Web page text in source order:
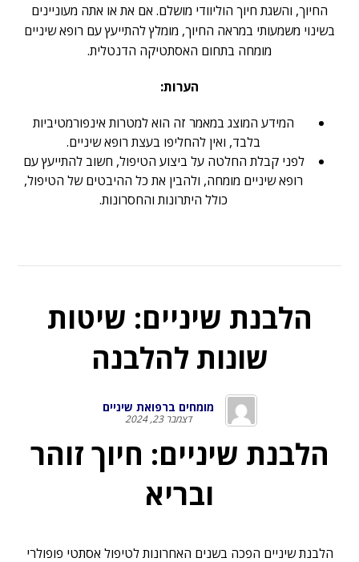
החיוך, והשגת חיוך הוליוודי מושלם. אם את או אתה מעוניינים
בשינוי משמעותי במראה החיוך, מומלץ להתייעץ עם רופא שיניים
מומחה בתחום האסתטיקה הדנטלית.
הערות:
המידע המוצג במאמר זה הוא למטרות אינפורמטיביות
בלבד, ואין להחליפו בעצת רופא שיניים.
לפני קבלת החלטה על ביצוע הטיפול, חשוב להתייעץ עם
רופא שיניים מומחה, ולהבין את כל ההיבטים של הטיפול,
כולל היתרונות והחסרונות.
הלבנת שיניים: שיטות
שונות להלבנה
מומחים ברפואת שיניים
דצמבר 23, 2024
הלבנת שיניים: חיוך זוהר
ובריא
הלבנת שיניים הפכה בשנים האחרונות לטיפול אסתטי פופולרי